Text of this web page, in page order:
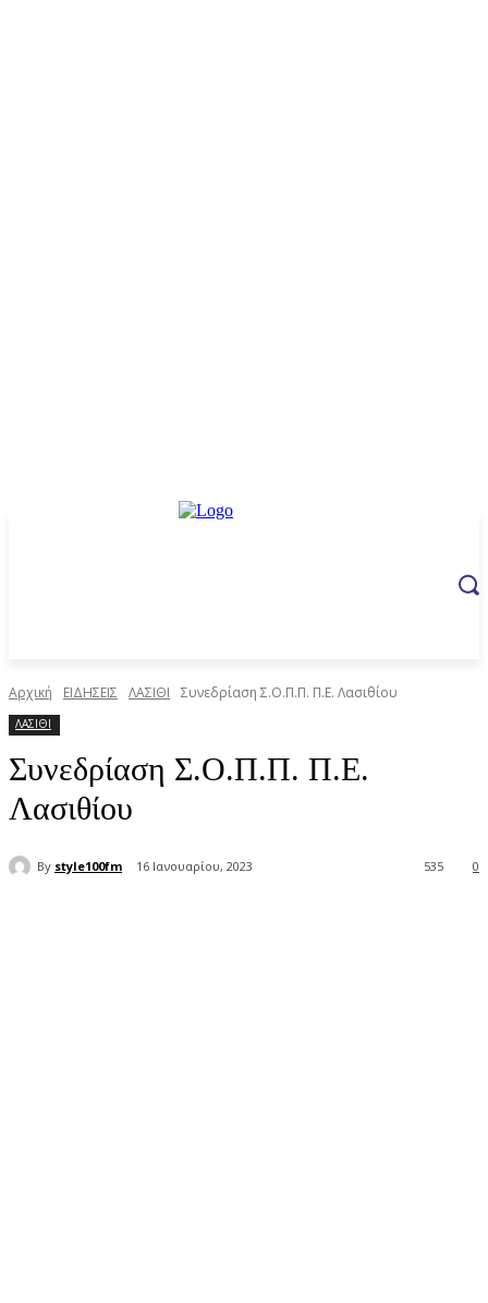
Αρχική ΕΙΔΗΣΕΙΣ ΛΑΣΙΘΙ Συνεδρίαση Σ.Ο.Π.Π. Π.Ε. Λασιθίου
ΛΑΣΙΘΙ
Συνεδρίαση Σ.Ο.Π.Π. Π.Ε.
Λασιθίου
By style100fm 16 Ιανουαρίου, 2023 0
535